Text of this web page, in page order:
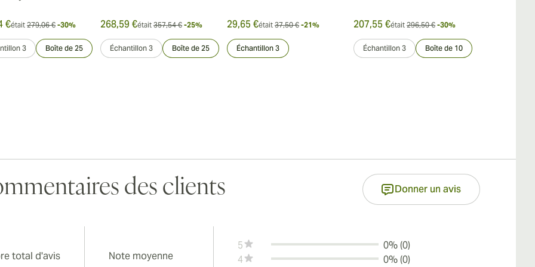
€était 279,06 € -30%
3 Boîte de 25
268,59 €était 357,54 € -25%
Échantillon 3 Boîte de 25
29,65 €était 37,50 € -21%
Échantillon 3
207,55 €était 296,50 € -30%
Échantillon 3 Boîte de 10
des clients Donner un avis
total d'avis Note moyenne
5
0% (0)
4
0% (0)